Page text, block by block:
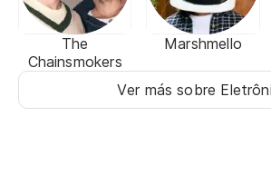
The
Chainsmokers
Marshmello
Ver más sobre